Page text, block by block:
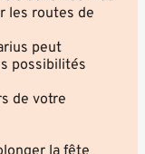
les routes de
peut
possibilités
de votre